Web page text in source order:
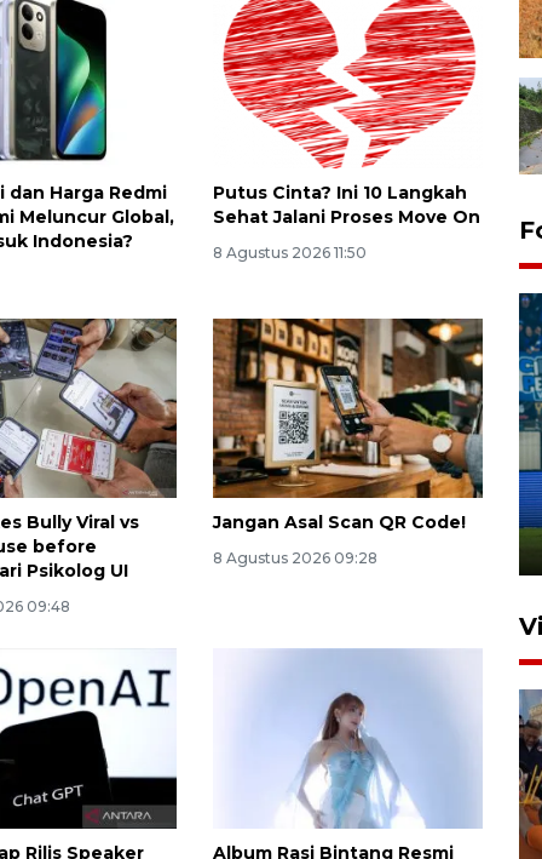
dan Harga Redmi
Meluncur Global,
Indonesia?
Putus Cinta? Ini 10 Langkah
Sehat Jalani Proses Move On
8 Agustus 2026 11:50
Bully Viral vs
before
Psikolog UI
09:48
Jangan Asal Scan QR Code!
8 Agustus 2026 09:28
Rilis Speaker Album Rasi Bintang Resmi
Penutupan latihan bela negara
dan manajerial SPPI di
Balikpapan